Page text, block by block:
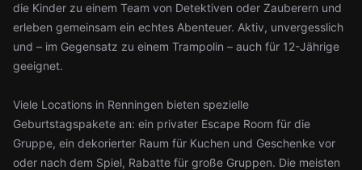
die Kinder zu einem Team von Detektiven oder Zauberern und
erleben gemeinsam ein echtes Abenteuer. Aktiv, unvergesslich
und – im Gegensatz zu einem Trampolin – auch für 12-Jährige
geeignet.
Viele Locations in Renningen bieten spezielle
Geburtstagspakete an: ein privater Escape Room für die
Gruppe, ein dekorierter Raum für Kuchen und Geschenke vor
oder nach dem Spiel, Rabatte für große Gruppen. Die meisten